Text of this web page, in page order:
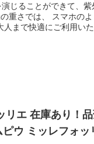
じることができて、
重さでは、 スマホの
まで快適にご利用いた
リエ 在庫あり！
ウ ミッレフォッ